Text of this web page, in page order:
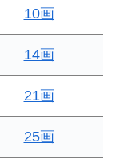
10画
14画
21画
25画